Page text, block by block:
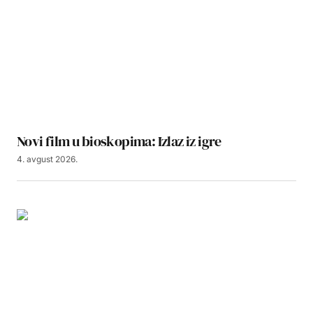
Novi film u bioskopima: Izlaz iz igre
4. avgust 2026.